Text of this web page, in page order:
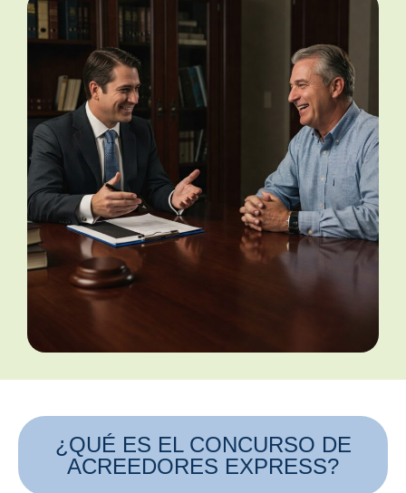
¿QUÉ ES EL CONCURSO DE
ACREEDORES EXPRESS?